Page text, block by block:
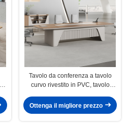
Tavolo da conferenza a tavolo
curvo rivestito in PVC, tavolo
rotaia elettrica e scatola elettrica
Ottenga il migliore prezzo